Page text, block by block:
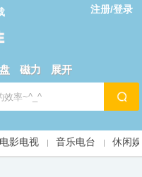
注册/登录
磁力 展开
电影电视 音乐电台 休闲